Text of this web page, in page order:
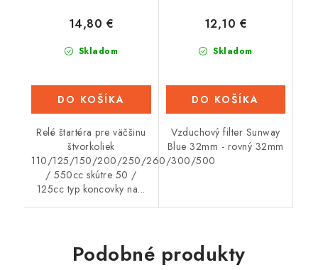
Skladom
14,80 €
DO KOŠÍKA
Relé štartéra pre väčšinu
štvorkoliek
110/125/150/200/250/260/300/500
/ 550cc skútre 50 /
125cc typ koncovky na...
Skladom
12,10 €
DO KOŠÍKA
Vzduchový filter Sunway
Blue 32mm - rovný 32mm
Podobné produkty